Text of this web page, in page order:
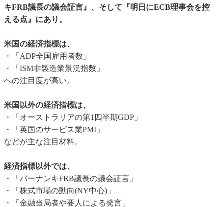
キFRB議長の議会証言』、そして『明日にECB理事会を控
える点』にあり。
米国の経済指標は、
・「ADP全国雇用者数」
・「ISM非製造業景況指数」
への注目度が高い。
米国以外の経済指標は、
・「オーストラリアの第1四半期GDP」
・「英国のサービス業PMI」
などが主な注目材料。
経済指標以外では、
・「バーナンキFRB議長の議会証言」
・「株式市場の動向(NY中心)」
・「金融当局者や要人による発言」